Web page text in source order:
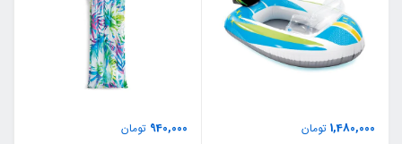
1,480,000 تومان
940,000 تومان